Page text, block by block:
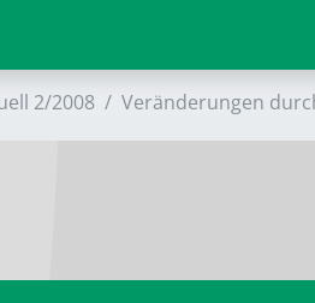
2/2008 Veränderungen